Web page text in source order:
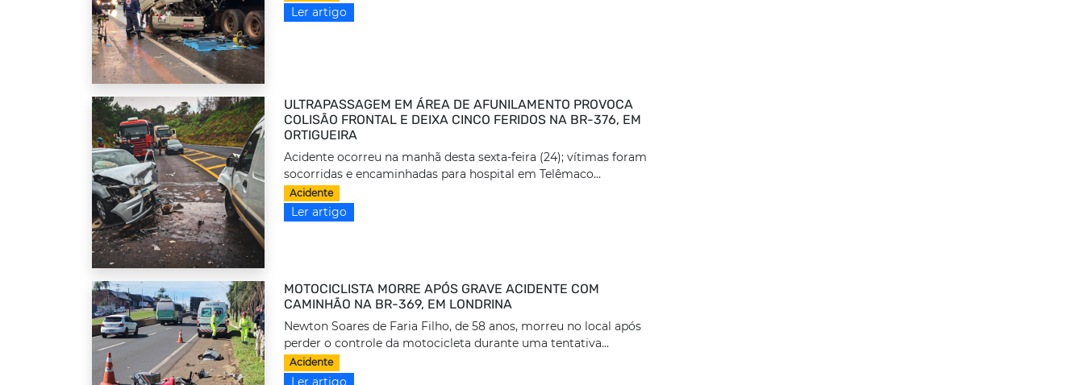
Ler artigo
ULTRAPASSAGEM EM ÁREA DE AFUNILAMENTO PROVOCA
COLISÃO FRONTAL E DEIXA CINCO FERIDOS NA BR-376, EM
ORTIGUEIRA
Acidente ocorreu na manhã desta sexta-feira (24); vítimas foram
socorridas e encaminhadas para hospital em Telêmaco...
Acidente
Ler artigo
MOTOCICLISTA MORRE APÓS GRAVE ACIDENTE COM
CAMINHÃO NA BR-369, EM LONDRINA
Newton Soares de Faria Filho, de 58 anos, morreu no local após
perder o controle da motocicleta durante uma tentativa...
Acidente
Ler artigo